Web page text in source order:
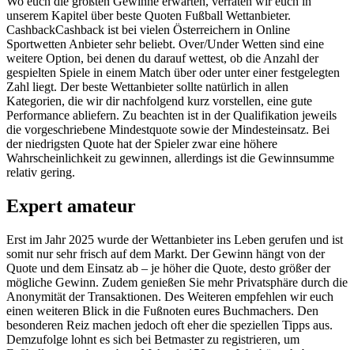
unserem Kapitel über beste Quoten Fußball Wettanbieter.
CashbackCashback ist bei vielen Österreichern in Online
Sportwetten Anbieter sehr beliebt. Over/Under Wetten sind eine
weitere Option, bei denen du darauf wettest, ob die Anzahl der
gespielten Spiele in einem Match über oder unter einer festgelegten
Zahl liegt. Der beste Wettanbieter sollte natürlich in allen
Kategorien, die wir dir nachfolgend kurz vorstellen, eine gute
Performance abliefern. Zu beachten ist in der Qualifikation jeweils
die vorgeschriebene Mindestquote sowie der Mindesteinsatz. Bei
der niedrigsten Quote hat der Spieler zwar eine höhere
Wahrscheinlichkeit zu gewinnen, allerdings ist die Gewinnsumme
relativ gering.
Expert amateur
Erst im Jahr 2025 wurde der Wettanbieter ins Leben gerufen und ist
somit nur sehr frisch auf dem Markt. Der Gewinn hängt von der
Quote und dem Einsatz ab – je höher die Quote, desto größer der
mögliche Gewinn. Zudem genießen Sie mehr Privatsphäre durch die
Anonymität der Transaktionen. Des Weiteren empfehlen wir euch
einen weiteren Blick in die Fußnoten eures Buchmachers. Den
besonderen Reiz machen jedoch oft eher die speziellen Tipps aus.
Demzufolge lohnt es sich bei Betmaster zu registrieren, um